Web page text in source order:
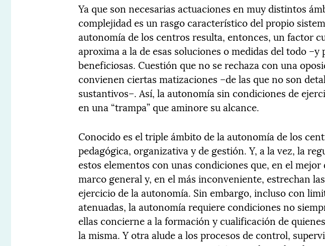
Ya que son necesarias actuaciones en muy distintos
complejidad es un rasgo característico del propio
autonomía de los centros resulta, entonces, un factor
aproxima a la de esas soluciones o medidas del todo –y
beneficiosas. Cuestión que no se rechaza con una
convienen ciertas matizaciones –de las que no son
sustantivos–. Así, la autonomía sin condiciones de
en una “trampa” que aminore su alcance.
Conocido es el triple ámbito de la autonomía de los
pedagógica, organizativa y de gestión. Y, a la vez, la
estos elementos con unas condiciones que, en el mejor
marco general y, en el más inconveniente, estrechan
ejercicio de la autonomía. Sin embargo, incluso con
atenuadas, la autonomía requiere condiciones no
ellas concierne a la formación y cualificación de
la misma. Y otra alude a los procesos de control,